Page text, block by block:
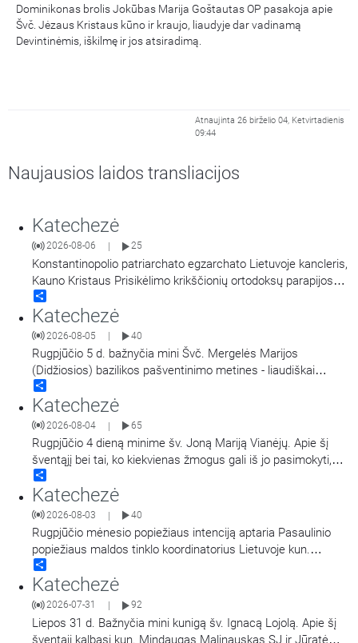
Dominikonas brolis Jokūbas Marija Goštautas OP pasakoja apie
Švč. Jėzaus Kristaus kūno ir kraujo, liaudyje dar vadinamą
Devintinėmis, iškilmę ir jos atsiradimą.
Atnaujinta 26 birželio 04, Ketvirtadienis
09:44
Naujausios laidos transliacijos
Katechezė
2026-08-06 25
Konstantinopolio patriarchato egzarchato Lietuvoje kancleris,
Kauno Kristaus Prisikėlimo krikščionių ortodoksų parapijos
klebonas kunigas Vitalijus Mockus pasakoja apie Kristaus
Atsimainymo šventę. Kalbina Regina Statkuvienė.
Katechezė
2026-08-05 40
Rugpjūčio 5 d. bažnyčia mini Švč. Mergelės Marijos
(Didžiosios) bazilikos pašventinimo metines - liaudiškai
vadinamą Marijos Snieginės švente. Šiluvos Švč. Mergelės
Marijos Gimimo bazilika, popiežiaus Pranciškaus sprendimu
yra paskelbta dvasine Marijos Didžiosios bazilikos dukterimi,
turint teisę teikti visas dvasines Romos šventovės
…
Katechezė
2026-08-04 | 65
Rugpjūčio 4 dieną minime šv. Joną Mariją Vianėjų. Apie šį
šventąjį bei tai, ko kiekvienas žmogus gali iš jo pasimokyti,
kalba kun. dr. Nerijus Pipiras.
Katechezė
2026-08-03 | 40
Rugpjūčio mėnesio popiežiaus intenciją aptaria Pasaulinio
popiežiaus maldos tinklo koordinatorius Lietuvoje kun.
Mindaugas Malinauskas SJ. Kalbina Aistė Ivanovaitė-
Petraitienė.
Katechezė
2026-07-31 92
Liepos 31 d. Bažnyčia mini kunigą šv. Ignacą Lojolą. Apie šį
šventąjį kalbasi kun. Mindaugas Malinauskas SJ ir Jūratė